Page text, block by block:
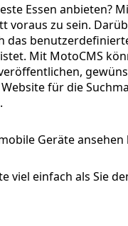
Essen anbieten?
voraus zu sein.
Mit MotoCMS
für die
Geräte
einfach als Sie